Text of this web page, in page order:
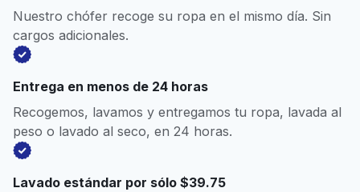
Nuestro chófer recoge su ropa en el mismo día. Sin
cargos adicionales.
Entrega en menos de 24 horas
Recogemos, lavamos y entregamos tu ropa, lavada al
peso o lavado al seco, en 24 horas.
Lavado estándar por sólo $39.75